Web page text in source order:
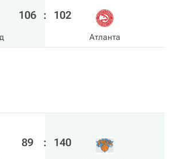
106 : 102
Атланта
89 : 140